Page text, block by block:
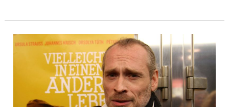
Eierschwammerln
vom
Wollschwein